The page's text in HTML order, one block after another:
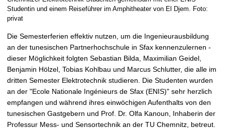
d
g
r
Studentin und einem Reiseführer im Amphitheater von El Djem. Foto:
privat
Die Semesterferien effektiv nutzen, um die Ingenieurausbildung
an der tunesischen Partnerhochschule in Sfax kennenzulernen -
dieser Möglichkeit folgten Sebastian Bilda, Maximilian Geidel,
Benjamin Hölzel, Tobias Kohlbau und Marcus Schlutter, die alle im
dritten Semester Elektrotechnik studieren. Die Studenten wurden
an der "Ecole Nationale Ingénieurs de Sfax (ENIS)" sehr herzlich
empfangen und während ihres einwöchigen Aufenthalts von den
tunesischen Gastgebern und Prof. Dr. Olfa Kanoun, Inhaberin der
Professur Mess- und Sensortechnik an der TU Chemnitz, betreut.